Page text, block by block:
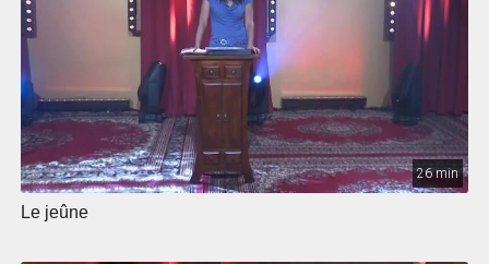
26 min
Le jeûne